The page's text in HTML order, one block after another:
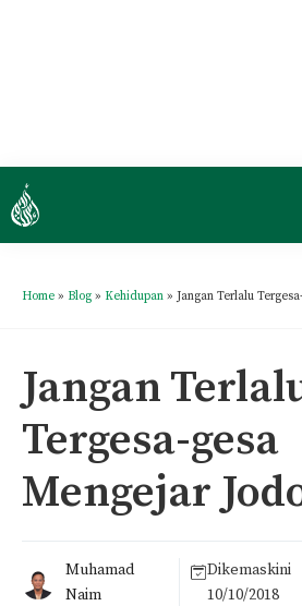
Home » Blog » Kehidupan » Jangan Terlalu
Jangan
Tergesa-gesa
Mengejar
Muhamad
Naim
Dikemaskini
10/10/2018